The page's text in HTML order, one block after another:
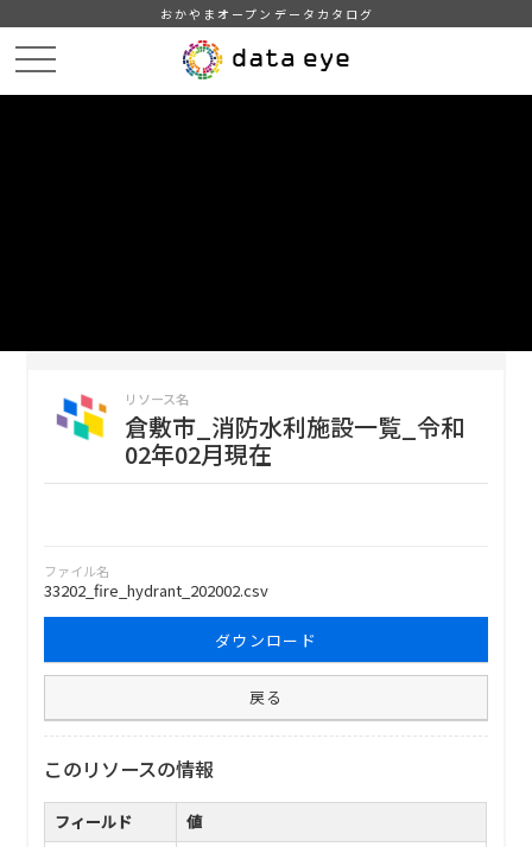
おかやまオープンデータカタログ
リソース名
倉敷市_消防水利施設一覧_令和
02年02月現在
ファイル名
33202_fire_hydrant_202002.csv
ダウンロード
戻る
このリソースの情報
フィールド
値